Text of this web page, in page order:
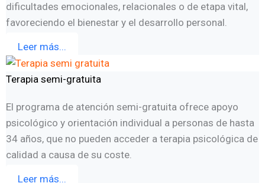
dificultades emocionales, relacionales o de etapa vital,
favoreciendo el bienestar y el desarrollo personal.
Leer más...
Terapia semi-gratuita
El programa de atención semi-gratuita ofrece apoyo
psicológico y orientación individual a personas de hasta
34 años, que no pueden acceder a terapia psicológica de
calidad a causa de su coste.
Leer más...